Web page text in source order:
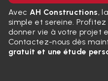
Avec AH Constructions,
simple et sereine.
donner vie à votre projet
Contactez-nous dès
gratuit et une étude